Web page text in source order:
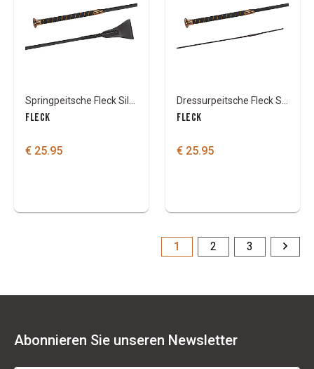
FLECK
€ 25.95
FLECK
€ 25.95
1 2 3
Abonnieren Sie unseren Newsletter